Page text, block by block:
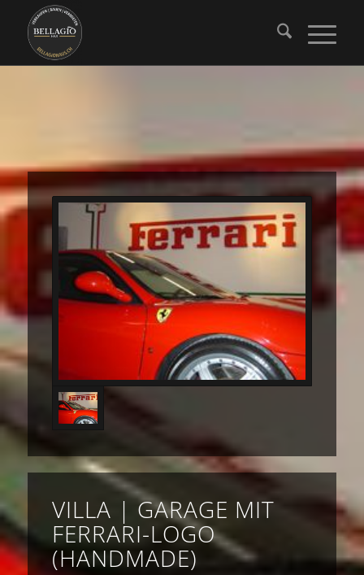
VILLA | GARAGE MIT
FERRARI-LOGO
(HANDMADE)